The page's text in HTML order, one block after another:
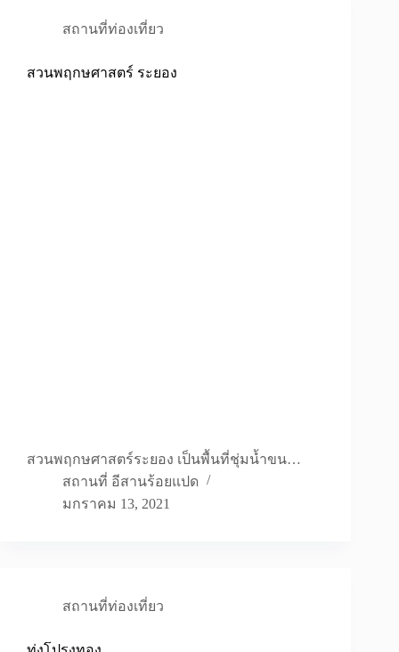
สถานที่ท่องเที่ยว
สวนพฤกษศาสตร์ ระยอง
สวนพฤกษศาสตร์ระยอง เป็นพื้นที่ชุ่มน้ำขน…
สถานที่ อีสานร้อยแปด
มกราคม 13, 2021
สถานที่ท่องเที่ยว